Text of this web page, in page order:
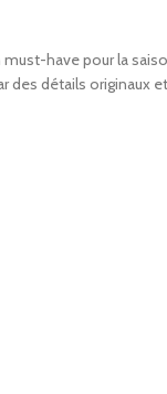
have pour la
des détails originaux